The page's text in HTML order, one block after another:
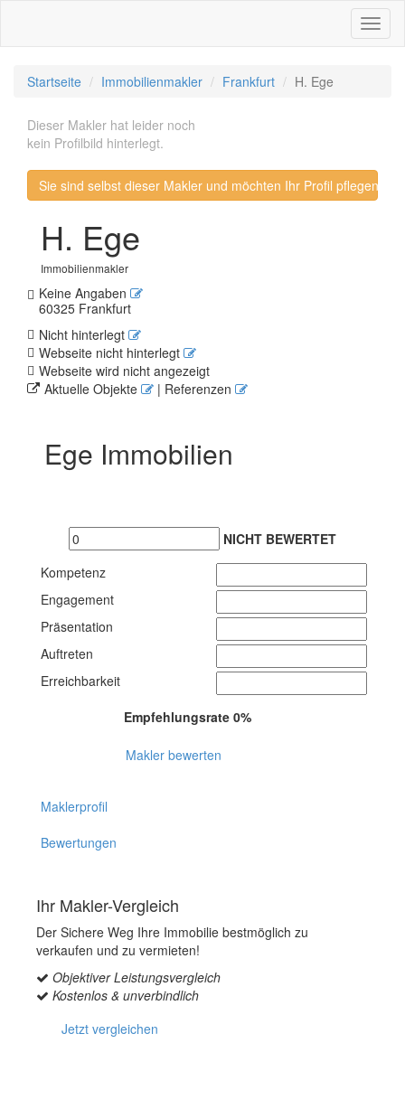
Startseite Immobilienmakler Frankfurt H. Ege
Dieser Makler hat leider noch
kein Profilbild hinterlegt.
Sie sind selbst dieser Makler und möchten Ihr Profil pflegen?
H. Ege
Immobilienmakler
Keine Angaben
60325 Frankfurt
Nicht hinterlegt
Webseite nicht hinterlegt
Webseite wird nicht angezeigt
Aktuelle Objekte
| Referenzen
Ege Immobilien
NICHT BEWERTET
Kompetenz
Engagement
Präsentation
Auftreten
Erreichbarkeit
Empfehlungsrate 0%
Makler bewerten
Maklerprofil
Bewertungen
Ihr Makler-Vergleich
Der Sichere Weg Ihre Immobilie bestmöglich zu
verkaufen und zu vermieten!
Objektiver Leistungsvergleich
Kostenlos & unverbindlich
Jetzt vergleichen